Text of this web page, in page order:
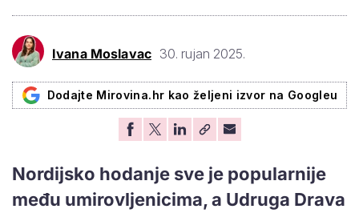
Ivana Moslavac 30. rujan 2025.
Dodajte Mirovina.hr kao željeni izvor na Googleu
Nordijsko hodanje sve je popularnije
među umirovljenicima, a Udruga Drava